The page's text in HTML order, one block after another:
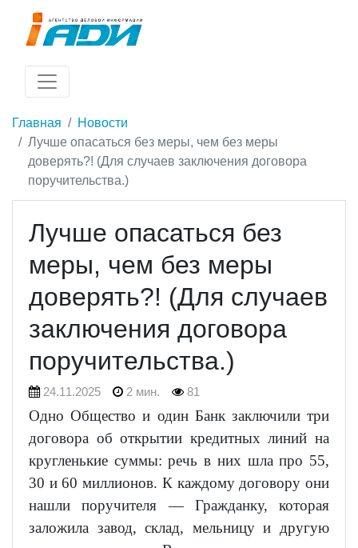
Главная
Новости
Лучше опасаться без меры, чем без меры
доверять?! (Для случаев заключения договора
поручительства.)
Лучше опасаться без
меры, чем без меры
доверять?! (Для случаев
заключения договора
поручительства.)
24.11.2025 2 мин. 81
Одно Общество и один Банк заключили три
договора об открытии кредитных линий на
кругленькие суммы: речь в них шла про 55,
30 и 60 миллионов. К каждому договору они
нашли поручителя — Гражданку, которая
заложила завод, склад, мельницу и другую